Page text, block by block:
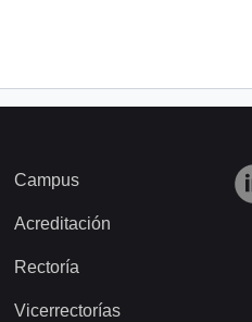
Campus
Acreditación
Rectoría
Vicerrectorías